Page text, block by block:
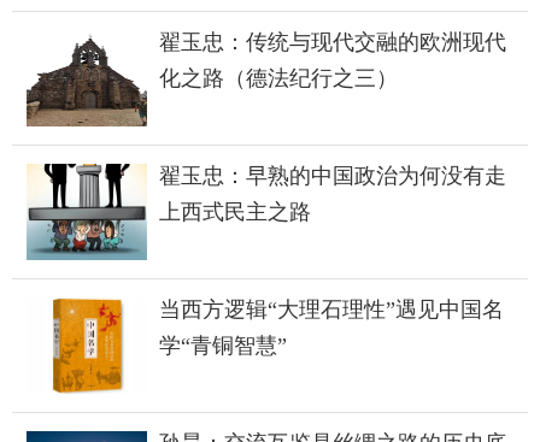
翟玉忠：传统与现代交融的欧洲现代
化之路（德法纪行之三）
翟玉忠：早熟的中国政治为何没有走
上西式民主之路
当西方逻辑“大理石理性”遇见中国名
学“青铜智慧”